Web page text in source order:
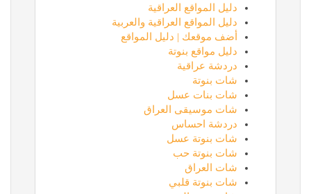
دليل المواقع العراقية
دليل المواقع العراقية والعربية
أضف موقعك | دليل المواقع
دليل مواقع بنوتة
دردشة عراقية
شات بنوتة
شات بنات عسل
شات موسيقى العراق
دردشة احساس
شات بنوتة عسل
شات بنوتة حب
شات العراق
شات بنوتة قلبي